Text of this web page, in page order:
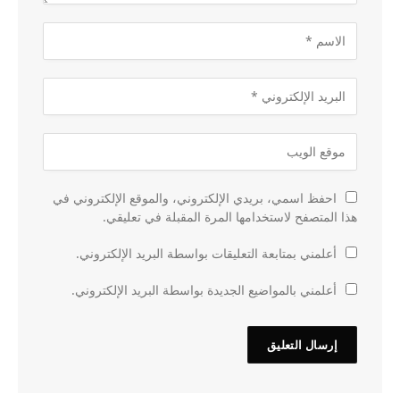
احفظ اسمي، بريدي الإلكتروني، والموقع الإلكتروني في
هذا المتصفح لاستخدامها المرة المقبلة في تعليقي.
أعلمني بمتابعة التعليقات بواسطة البريد الإلكتروني.
أعلمني بالمواضيع الجديدة بواسطة البريد الإلكتروني.